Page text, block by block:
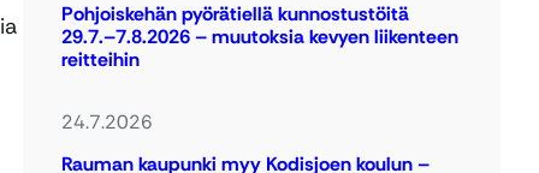
Pohjoiskehän pyörätiellä kunnostustöitä
29.7.–7.8.2026 – muutoksia kevyen liikenteen
reitteihin
24.7.2026
Rauman kaupunki myy Kodisjoen koulun –